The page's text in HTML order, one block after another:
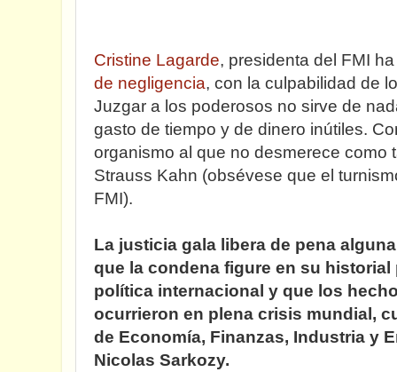
Cristine Lagarde, presidenta del FMI
de negligencia, con la culpabilidad de
Juzgar a los poderosos no sirve de
gasto de tiempo y de dinero inútiles.
organismo al que no desmerece como
Strauss Kahn (obsévese que el
FMI).
La justicia gala libera de pena
que la condena figure en su historial
política internacional y que los
ocurrieron en plena crisis mundial,
de Economía, Finanzas, Industria y
Nicolas Sarkozy.